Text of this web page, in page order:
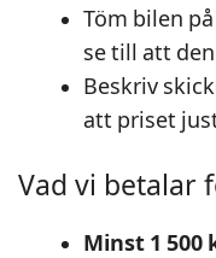
Töm bilen
se till att
Beskriv
att priset
Vad vi betalar
Minst 1 500